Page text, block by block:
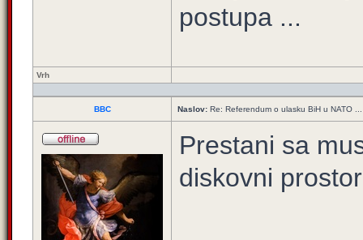
postupa ...
Vrh
BBC Naslov: Re: Referendum o ulasku BiH u NATO ...
Prestani sa
diskovni